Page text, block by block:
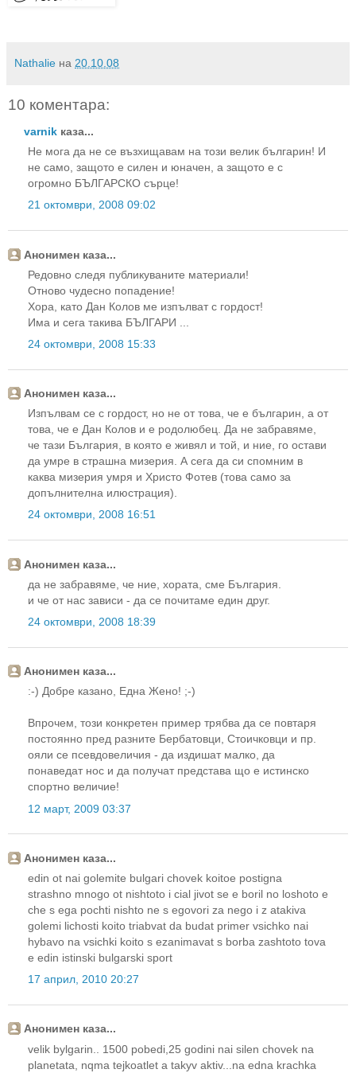
Nathalie на 20.10.08
10 коментара:
varnik каза...
Не мога да не се възхищавам на този велик българин! И
не само, защото е силен и юначен, а защото е с
огромно БЪЛГАРСКО сърце!
21 октомври, 2008 09:02
Анонимен каза...
Редовно следя публикуваните материали!
Отново чудесно попадение!
Хора, като Дан Колов ме изпълват с гордост!
Има и сега такива БЪЛГАРИ ...
24 октомври, 2008 15:33
Анонимен каза...
Изпълвам се с гордост, но не от това, че е българин, а от
това, че е Дан Колов и е родолюбец. Да не забравяме,
че тази България, в която е живял и той, и ние, го остави
да умре в страшна мизерия. А сега да си спомним в
каква мизерия умря и Христо Фотев (това само за
допълнителна илюстрация).
24 октомври, 2008 16:51
Анонимен каза...
да не забравяме, че ние, хората, сме България.
и че от нас зависи - да се почитаме един друг.
24 октомври, 2008 18:39
Анонимен каза...
:-) Добре казано, Една Жено! ;-)
Впрочем, този конкретен пример трябва да се повтаря
постоянно пред разните Бербатовци, Стоичковци и пр.
ояли се псевдовеличия - да издишат малко, да
понаведат нос и да получат представа що е истинско
спортно величие!
12 март, 2009 03:37
Анонимен каза...
edin ot nai golemite bulgari chovek koitoe postigna
strashno mnogo ot nishtoto i cial jivot se e boril no loshoto e
che s ega pochti nishto ne s egovori za nego i z atakiva
golemi lichosti koito triabvat da budat primer vsichko nai
hybavo na vsichki koito s ezanimavat s borba zashtoto tova
e edin istinski bulgarski sport
17 април, 2010 20:27
Анонимен каза...
velik bylgarin.. 1500 pobedi,25 godini nai silen chovek na
planetata, nqma tejkoatlet a takyv aktiv...na edna krachka